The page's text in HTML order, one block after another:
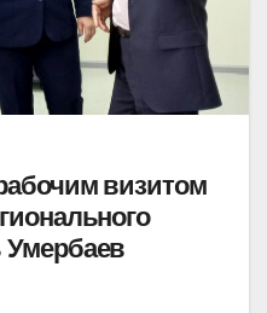
визитом
Умербаев